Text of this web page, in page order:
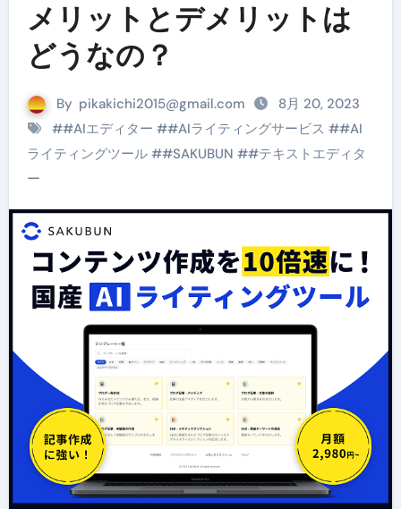
メリットとデメリットは
どうなの？
By pikakichi2015@gmail.com
8月 20, 2023
##AIエディター ##AIライティングサービス ##AI
ライティングツール##SAKUBUN ##テキストエディタ
ー